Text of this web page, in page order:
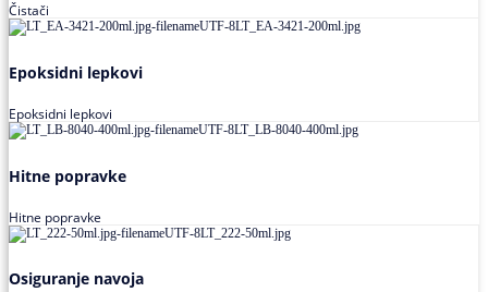
Čistači
Epoksidni lepkovi
Epoksidni lepkovi
Hitne popravke
Hitne popravke
Osiguranje navoja